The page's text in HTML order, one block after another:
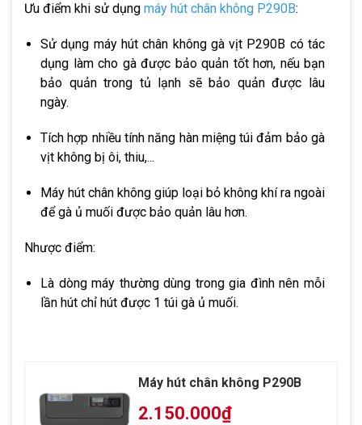
Ưu điểm khi sử dụng máy hút chân không P290B:
Sử dụng máy hút chân không gà vịt P290B có tác
dụng làm cho gà được bảo quản tốt hơn, nếu bạn
bảo quản trong tủ lạnh sẽ bảo quản được lâu
ngày.
Tích hợp nhiều tính năng hàn miệng túi đảm bảo gà
vịt không bị ôi, thiu,...
Máy hút chân không giúp loại bỏ không khí ra ngoài
để gà ủ muối được bảo quản lâu hơn.
Nhược điểm:
Là dòng máy thường dùng trong gia đình nên mỗi
lần hút chỉ hút được 1 túi gà ủ muối.
Máy hút chân không P290B
2.150.000₫